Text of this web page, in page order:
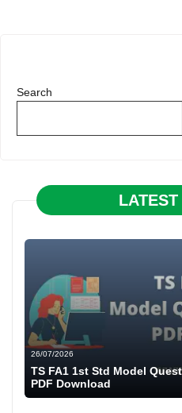
Search
26/07/2026
TS FA1 1st Std Model
PDF Download